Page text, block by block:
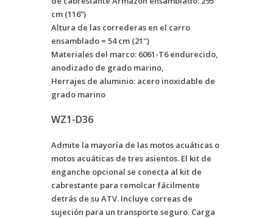
cm (116”)
Altura de las correderas en el carro
ensamblado = 54 cm (21″)
Materiales del marco: 6061-T6 endurecido,
anodizado de grado marino,
Herrajes de aluminio: acero inoxidable de
grado marino
WZ1-D36
Admite la mayoría de las motos acuáticas o
motos acuáticas de tres asientos. El kit de
enganche opcional se conecta al kit de
cabrestante para remolcar fácilmente
detrás de su ATV. Incluye correas de
sujeción para un transporte seguro. Carga